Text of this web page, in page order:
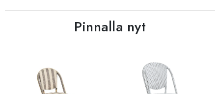
Pinnalla nyt